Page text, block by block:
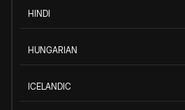
HINDI
HUNGARIAN
ICELANDIC